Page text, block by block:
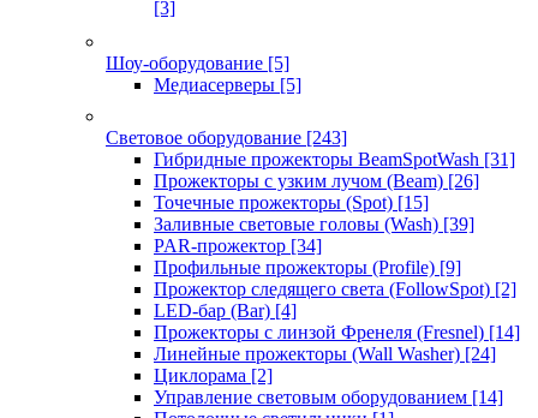
[3]
Шоу-оборудование [5]
Медиасерверы [5]
Световое оборудование [243]
Гибридные прожекторы BeamSpotWash [31]
Прожекторы с узким лучом (Beam) [26]
Точечные прожекторы (Spot) [15]
Заливные световые головы (Wash) [39]
PAR-прожектор [34]
Профильные прожекторы (Profile) [9]
Прожектор следящего света (FollowSpot) [2]
LED-бар (Bar) [4]
Прожекторы с линзой Френеля (Fresnel) [14]
Линейные прожекторы (Wall Washer) [24]
Циклорама [2]
Управление световым оборудованием [14]